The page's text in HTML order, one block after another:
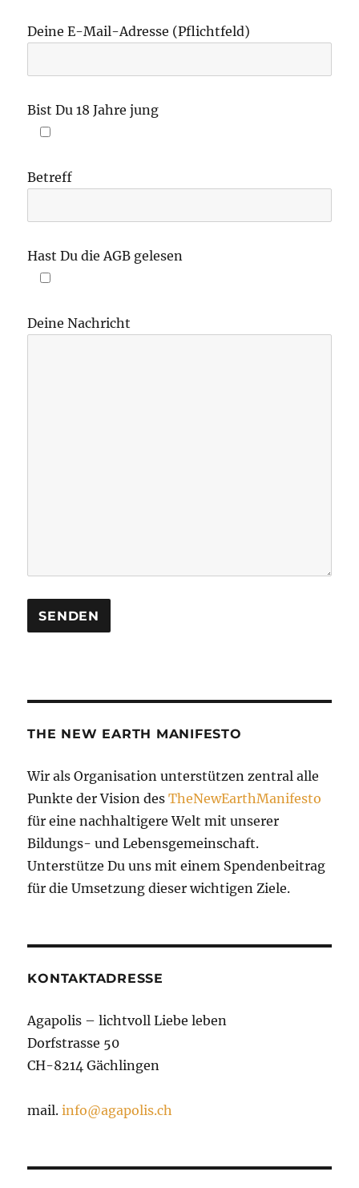
Deine E-Mail-Adresse (Pflichtfeld)
Bist Du 18 Jahre jung
Betreff
Hast Du die AGB gelesen
Deine Nachricht
THE NEW EARTH MANIFESTO
Wir als Organisation unterstützen zentral alle
Punkte der Vision desTheNewEarthManifesto
für eine nachhaltigere Welt mit unserer
Bildungs- und Lebensgemeinschaft.
Unterstütze Du uns mit einem Spendenbeitrag
für die Umsetzung dieser wichtigen Ziele.
KONTAKTADRESSE
Agapolis – lichtvoll Liebe leben
Dorfstrasse 50
CH-8214 Gächlingen
mail.info@agapolis.ch